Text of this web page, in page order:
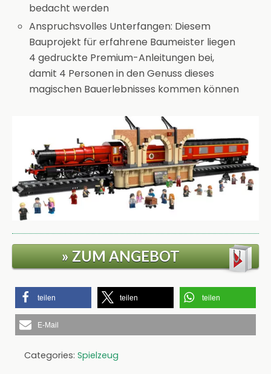
bedacht werden
Anspruchsvolles Unterfangen: Diesem
Bauprojekt für erfahrene Baumeister liegen
4 gedruckte Premium-Anleitungen bei,
damit 4 Personen in den Genuss dieses
magischen Bauerlebnisses kommen können
» ZUM ANGEBOT
teilen teilen teilen
E-Mail
Categories: Spielzeug